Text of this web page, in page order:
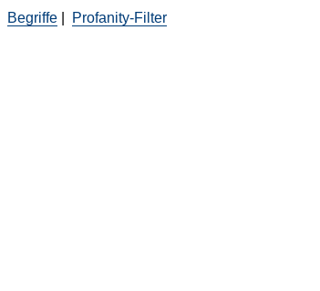
Begriffe Profanity-Filter